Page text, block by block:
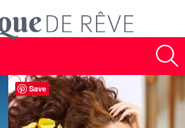
Save